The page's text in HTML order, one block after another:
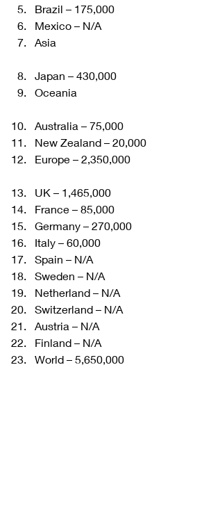
Brazil – 175,000
Mexico – N/A
Asia
Japan – 430,000
Oceania
Australia – 75,000
New Zealand – 20,000
Europe – 2,350,000
UK – 1,465,000
France – 85,000
Germany – 270,000
Italy – 60,000
Spain – N/A
Sweden – N/A
Netherland – N/A
Switzerland – N/A
Austria – N/A
Finland – N/A
World – 5,650,000